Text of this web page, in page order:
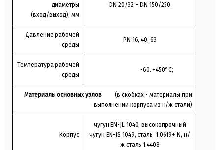
диаметры
(вход/выход), мм
DN 20/32 – DN 150/250
Давление рабочей
среды
PN 16, 40, 63
Температура рабочей
среды
-60..+450°C;
Материалы основных узлов
(в скобках - материалы при
выполнении корпуса из н/ж стали)
Корпус
чугун EN-JL 1040, высокопрочный
чугун EN-JS 1049, сталь 1.0619+ N, н/
ж сталь 1.4408